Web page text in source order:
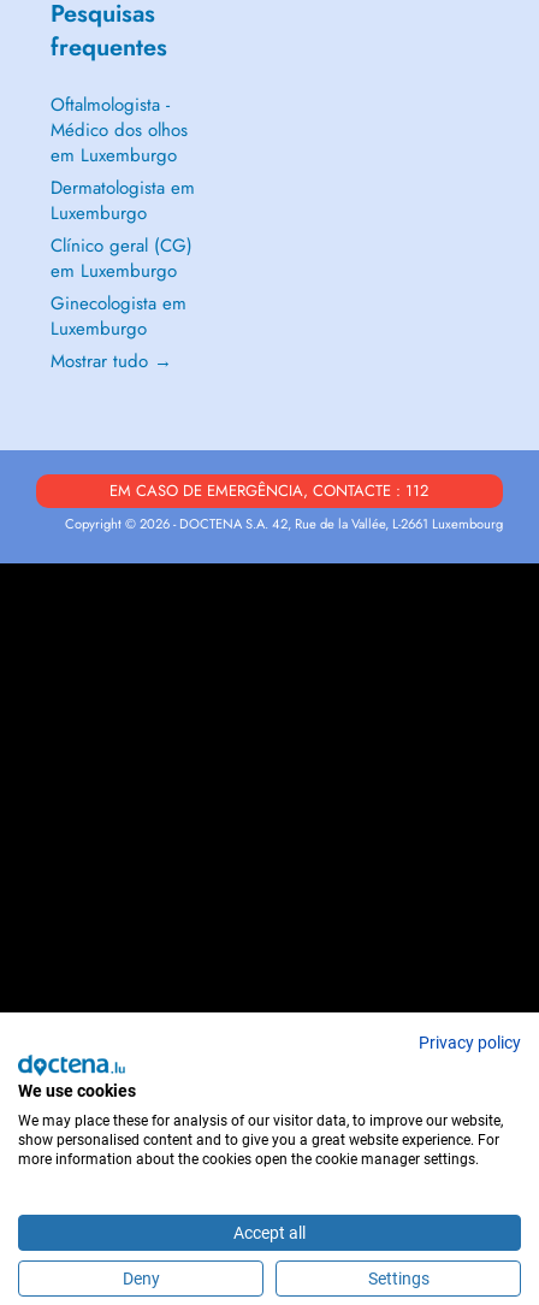
É este profissional de saúde?
Pesquisas
frequentes
Oftalmologista -
Médico dos olhos
em Luxemburgo
Dermatologista em
Luxemburgo
Clínico geral (CG)
em Luxemburgo
Ginecologista em
Luxemburgo
Mostrar tudo →
EM CASO DE EMERGÊNCIA, CONTACTE : 112
Copyright © 2026 - DOCTENA S.A. 42, Rue de la Vallée, L-2661 Luxembourg
Privacy policy
We use cookies
We may place these for analysis of our visitor data, to improve our website,
show personalised content and to give you a great website experience. For
more information about the cookies open the cookie manager settings.
Accept all
Deny Settings